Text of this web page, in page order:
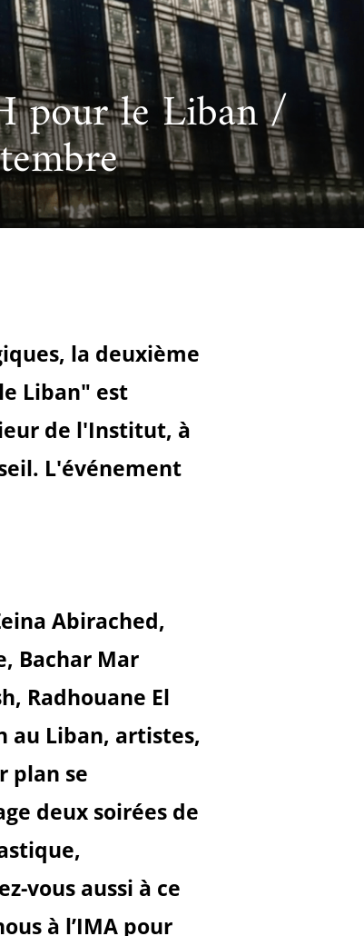
L’heure du conte
et de civilisation arabes
une exposition pédagogique itinérante / Host
educational travelling exhibition
pour le Liban /
la deuxième
Liban" est
de l'Institut, à
L'événement
Abirached,
Bachar Mar
Radhouane El
au Liban, artistes,
plan se
deux soirées de
vous aussi à ce
à l’IMA pour